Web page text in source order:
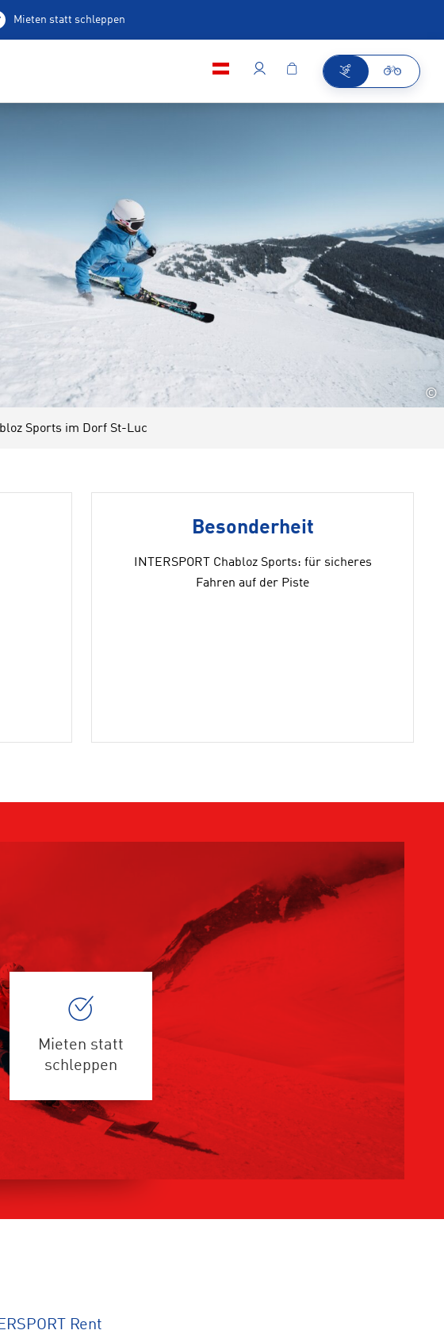
Mieten statt schleppen
©
Sports im Dorf St-Luc
Besonderheit
INTERSPORT Chabloz Sports: für sicheres
Fahren auf der Piste
Mieten statt
schleppen
Rent